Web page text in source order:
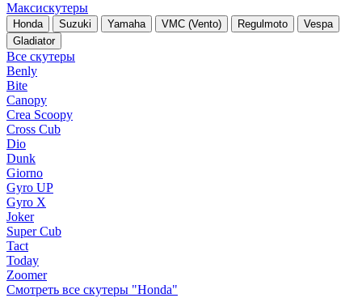
Максискутеры
Honda Suzuki Yamaha VMC (Vento) Regulmoto
Vespa
Gladiator
Все скутеры
Benly
Bite
Canopy
Crea Scoopy
Cross Cub
Dio
Dunk
Giorno
Gyro UP
Gyro X
Joker
Super Cub
Tact
Today
Zoomer
Смотреть все скутеры "Honda"